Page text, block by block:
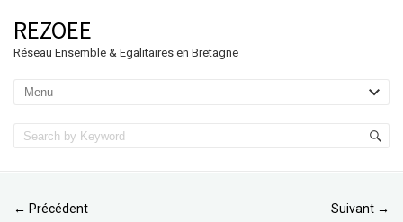
REZOEE
Réseau Ensemble & Egalitaires en Bretagne
← Précédent Suivant →